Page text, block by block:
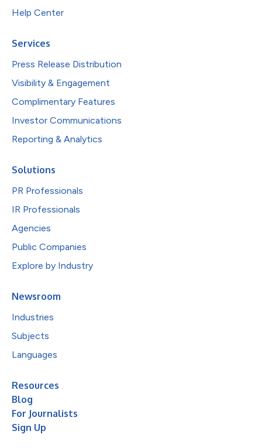
Help Center
Services
Press Release Distribution
Visibility & Engagement
Complimentary Features
Investor Communications
Reporting & Analytics
Solutions
PR Professionals
IR Professionals
Agencies
Public Companies
Explore by Industry
Newsroom
Industries
Subjects
Languages
Resources
Blog
For Journalists
Sign Up